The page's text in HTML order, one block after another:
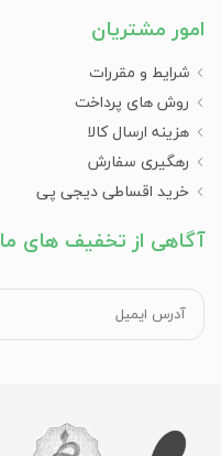
امور مشتریان
شرایط و مقررات
روش های پرداخت
هزینه ارسال کالا
رهگیری سفارش
خرید اقساطی دیجی پی
آگاهی از تخفیف های ما